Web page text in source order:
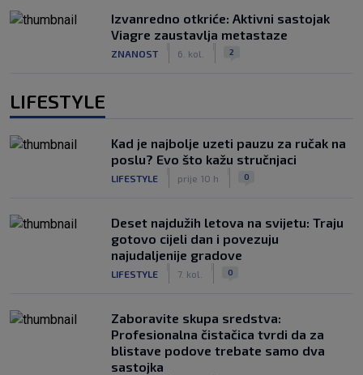
Izvanredno otkriće: Aktivni sastojak
Viagre zaustavlja metastaze
ZNANOST 6. kol. 2
LIFESTYLE
Kad je najbolje uzeti pauzu za ručak na
poslu? Evo što kažu stručnjaci
LIFESTYLE prije 10 h 0
Deset najdužih letova na svijetu: Traju
gotovo cijeli dan i povezuju
najudaljenije gradove
LIFESTYLE 7. kol. 0
Zaboravite skupa sredstva:
Profesionalna čistačica tvrdi da za
blistave podove trebate samo dva
sastojka